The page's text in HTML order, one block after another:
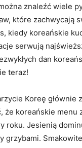
znaleźć wiele
które ‍zachwycają
kiedy koreańskie
serwują
dan
teraz!
Koreę głównie
że koreańskie menu
‍roku. Jesienią
grzybami.